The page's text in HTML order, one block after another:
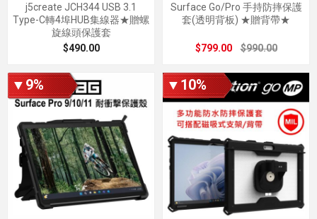
j5create JCH344 USB 3.1
Type-C轉4埠HUB集線器★贈螺
旋線頭保護套
$490.00
Surface Go/Pro 手持防摔保護
套(透明背板) ★贈背帶★
$799.00 $990.00
▼9% ▼10%